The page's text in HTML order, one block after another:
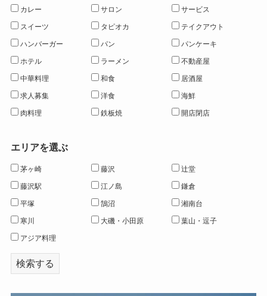
カレー サロン サービス
スイーツ タピオカ テイクアウト
ハンバーガー パン パンケーキ
ホテル ラーメン 不動産屋
中華料理 和食 居酒屋
求人募集 洋食 海鮮
肉料理 鉄板焼 開店閉店
エリアを選ぶ
茅ヶ崎 藤沢 辻堂
藤沢駅 江ノ島 鎌倉
平塚 鵠沼 湘南台
寒川 大磯・小田原 葉山・逗子
アジア料理